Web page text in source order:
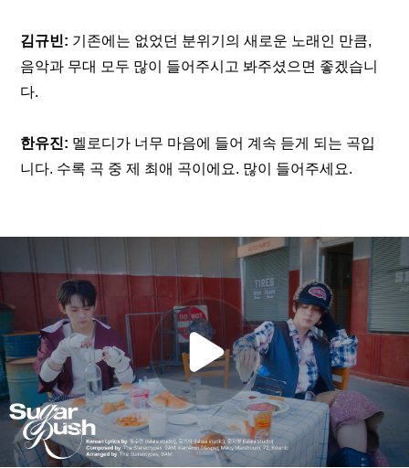
김규빈: 기존에는 없었던 분위기의 새로운 노래인 만큼,
음악과 무대 모두 많이 들어주시고 봐주셨으면 좋겠습니
다.
한유진: 멜로디가 너무 마음에 들어 계속 듣게 되는 곡입
니다. 수록 곡 중 제 최애 곡이에요. 많이 들어주세요.